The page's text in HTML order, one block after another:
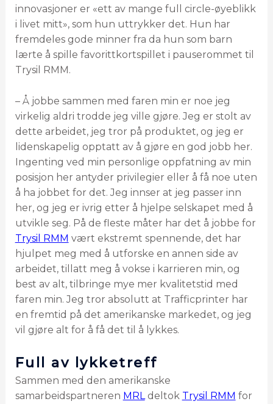
innovasjoner er «ett av mange full circle-øyeblikk
i livet mitt», som hun uttrykker det. Hun har
fremdeles gode minner fra da hun som barn
lærte å spille favorittkortspillet i pauserommet til
Trysil RMM.
– Å jobbe sammen med faren min er noe jeg
virkelig aldri trodde jeg ville gjøre. Jeg er stolt av
dette arbeidet, jeg tror på produktet, og jeg er
lidenskapelig opptatt av å gjøre en god jobb her.
Ingenting ved min personlige oppfatning av min
posisjon her antyder privilegier eller å få noe uten
å ha jobbet for det. Jeg innser at jeg passer inn
her, og jeg er ivrig etter å hjelpe selskapet med å
utvikle seg. På de fleste måter har det å jobbe for
Trysil RMM vært ekstremt spennende, det har
hjulpet meg med å utforske en annen side av
arbeidet, tillatt meg å vokse i karrieren min, og
best av alt, tilbringe mye mer kvalitetstid med
faren min. Jeg tror absolutt at Trafficprinter har
en fremtid på det amerikanske markedet, og jeg
vil gjøre alt for å få det til å lykkes.
Full av lykketreff
Sammen med den amerikanske
samarbeidspartneren MRLdeltok Trysil RMM for